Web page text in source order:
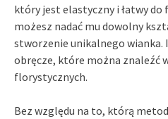
który jest elastyczny i łatwy
możesz nadać mu dowolny
stworzenie unikalnego wianka.
obręcze, które można znaleźć
florystycznych.
Bez względu na to, którą